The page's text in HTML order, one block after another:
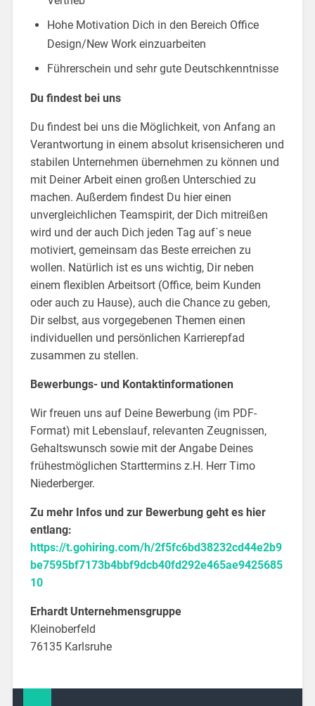
Hohe Motivation Dich in den Bereich Office
Design/New Work einzuarbeiten
Führerschein und sehr gute Deutschkenntnisse
Du findest bei uns
Du findest bei uns die Möglichkeit, von Anfang an
Verantwortung in einem absolut krisensicheren und
stabilen Unternehmen übernehmen zu können und
mit Deiner Arbeit einen großen Unterschied zu
machen. Außerdem findest Du hier einen
unvergleichlichen Teamspirit, der Dich mitreißen
wird und der auch Dich jeden Tag auf´s neue
motiviert, gemeinsam das Beste erreichen zu
wollen. Natürlich ist es uns wichtig, Dir neben
einem flexiblen Arbeitsort (Office, beim Kunden
oder auch zu Hause), auch die Chance zu geben,
Dir selbst, aus vorgegebenen Themen einen
individuellen und persönlichen Karrierepfad
zusammen zu stellen.
Bewerbungs- und Kontaktinformationen
Wir freuen uns auf Deine Bewerbung (im PDF-
Format) mit Lebenslauf, relevanten Zeugnissen,
Gehaltswunsch sowie mit der Angabe Deines
frühestmöglichen Starttermins z.H. Herr Timo
Niederberger.
Zu mehr Infos und zur Bewerbung geht es hier
entlang:
https://t.gohiring.com/h/2f5fc6bd38232cd44e2b9
be7595bf7173b4bbf9dcb40fd292e465ae9425685
10
Erhardt Unternehmensgruppe
Kleinoberfeld
76135 Karlsruhe